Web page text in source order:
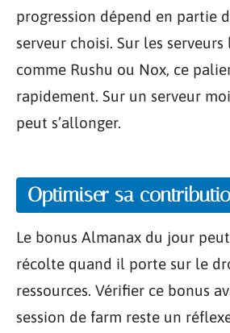
progression dépend en partie
serveur choisi. Sur les
comme Rushu ou Nox, ce
rapidement. Sur un serveur
peut s’allonger.
Optimiser sa
Le bonus Almanax du jour
récolte quand il porte sur le
ressources. Vérifier ce bonus
session de farm reste un